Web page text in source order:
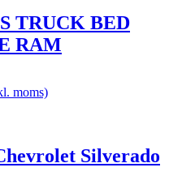
TRUCK BED
RAM
moms)
Silverado